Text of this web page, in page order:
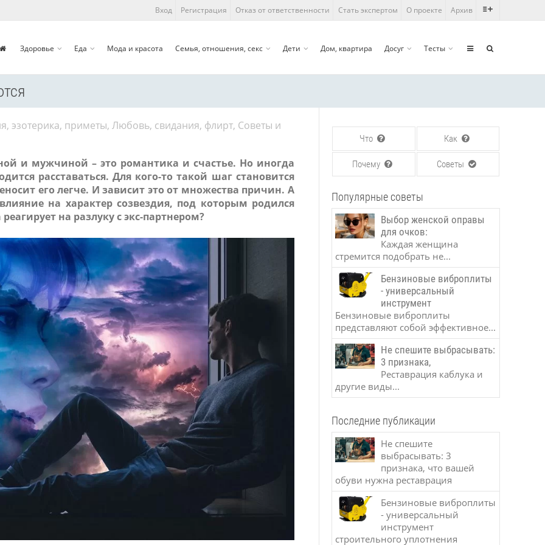
Вход Регистрация Отказ от ответственности Стать экспертом О проекте Архив
Здоровье Еда Мода и красота Семья, отношения, секс Дети Дом, квартира Досуг Тесты
эзотерика, приметы, Любовь, свидания, флирт, Советы и
и мужчиной – это романтика и счастье. Но иногда
расставаться. Для кого-то такой шаг становится
его легче. И зависит это от множества причин. А
на характер созвездия, под которым родился
на разлуку с экс-партнером?
Что Как
Почему Советы
Популярные советы
Выбор женской оправы
для очков:
Каждая женщина
стремится подобрать не...
Бензиновые виброплиты
- универсальный
инструмент
Бензиновые виброплиты
представляют собой эффективное...
Не спешите выбрасывать:
3 признака,
Реставрация каблука и
другие виды...
Последние публикации
Не спешите
выбрасывать: 3
признака, что вашей
обуви нужна реставрация
Бензиновые виброплиты
- универсальный
инструмент
строительного уплотнения